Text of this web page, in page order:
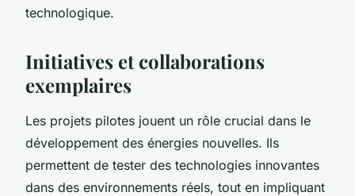
technologique.
Initiatives et collaborations
exemplaires
Les projets pilotes jouent un rôle crucial dans le
développement des énergies nouvelles. Ils
permettent de tester des technologies innovantes
dans des environnements réels, tout en impliquant